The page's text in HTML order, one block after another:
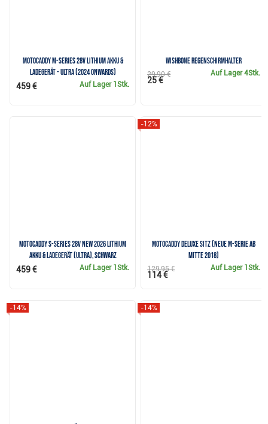
Motocaddy M-Series 28V Lithium Akku &
Ladegerät - ULTRA (2024 onwards)
Auf Lager 1Stk.
459 €
Wishbone Regenschirmhalter
Auf Lager4Stk.
29,90 €
25 €
Motocaddy S-Series 28V NEW 2026 Lithium
Akku & Ladegerät (ULTRA), schwarz
Auf Lager 1Stk.
459 €
Motocaddy Deluxe Sitz (neue M-Serie ab
Mitte 2018)
-12%
Auf Lager 1Stk.
129,95 €
114 €
-14% -14%